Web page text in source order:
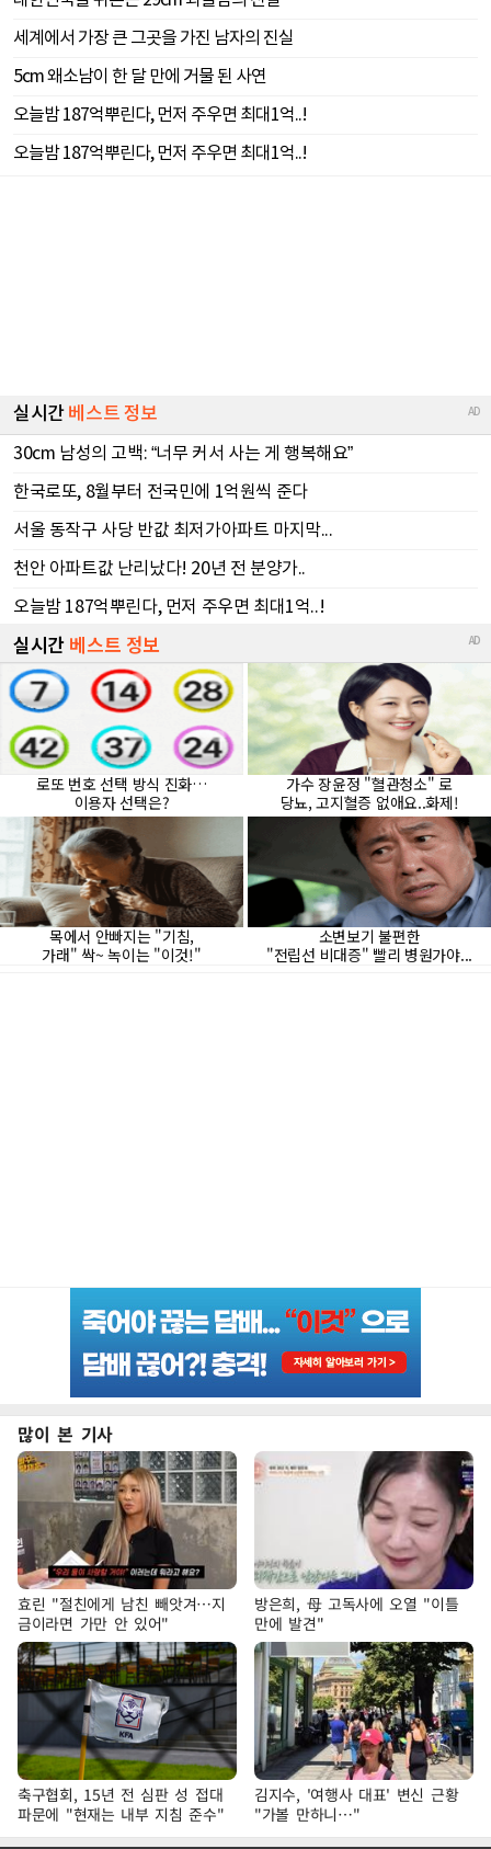
많이 본 기사
효린 "절친에게 남친 빼앗겨…지
금이라면 가만 안 있어"
방은희, 母 고독사에 오열 "이틀
만에 발견"
축구협회, 15년 전 심판 성 접대
파문에 "현재는 내부 지침 준수"
김지수, '여행사 대표' 변신 근황
"가볼 만하니…"